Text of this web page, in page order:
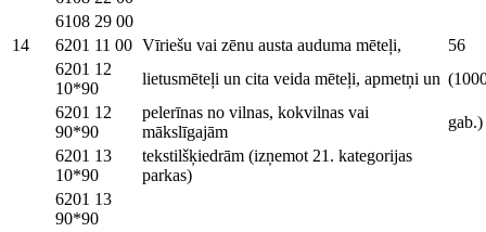
6108 29 00
14
6201 11 00 Vīriešu vai zēnu austa auduma mēteļi,
56
6201 12
10*90
lietusmēteļi un cita veida mēteļi, apmetņi un
6201 12
90*90
pelerīnas no vilnas, kokvilnas vai
mākslīgajām
gab.)
6201 13
10*90
tekstilšķiedrām (izņemot 21. kategorijas
parkas)
6201 13
90*90